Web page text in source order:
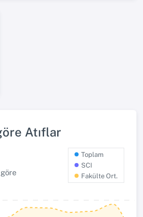
Atıflar
göre
Toplam
SCI
Fakülte Ort.